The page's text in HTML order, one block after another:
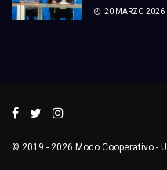
20 MARZO 2026
© 2019 - 2026 Modo Cooperativo -